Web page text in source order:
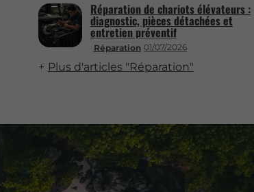
Réparation 01/07/2026
Réparation de chariots élévateurs :
diagnostic, pièces détachées et
entretien préventif
Plus d'articles "Réparation"